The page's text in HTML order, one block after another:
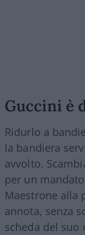
Guccini è
Ridurlo a
la bandiera
avvolto.
per un
Maestrone alla
annota, senza
scheda del suo